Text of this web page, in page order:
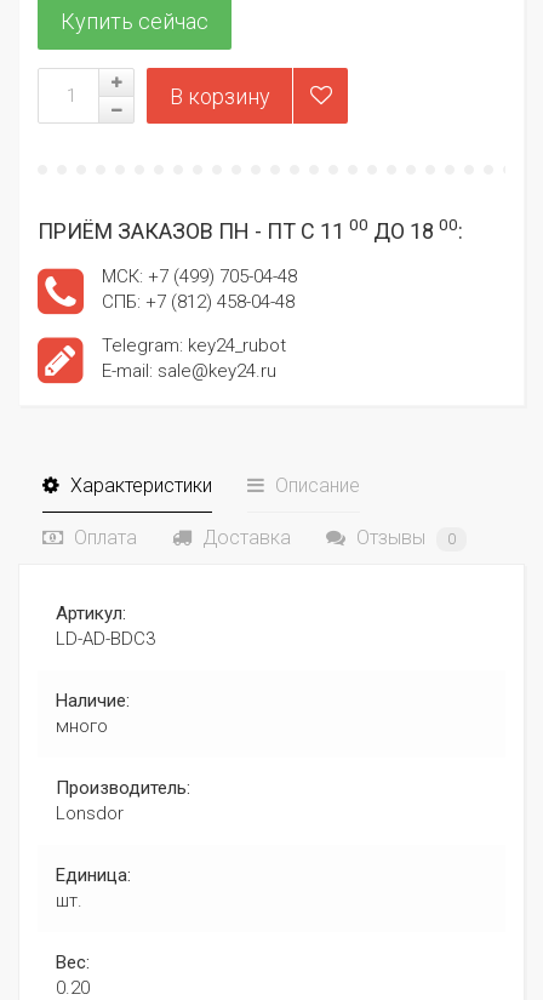
ПРИЁМ ЗАКАЗОВ ПН - ПТ С 11 00 ДО 18 00:
МСК: +7 (499) 705-04-48
СПБ: +7 (812) 458-04-48
Telegram: key24_rubot
E-mail: sale@key24.ru
Характеристики Описание
Оплата Доставка Отзывы 0
Артикул:
LD-AD-BDC3
Наличие:
много
Производитель:
Lonsdor
Единица:
шт.
Вес:
0.20